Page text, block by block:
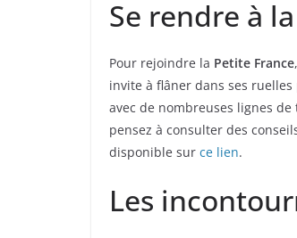
Se rendre à
Pour rejoindre la Petite France
invite à flâner dans ses
avec de nombreuses lignes
pensez à consulter des
disponible sur ce lien.
Les